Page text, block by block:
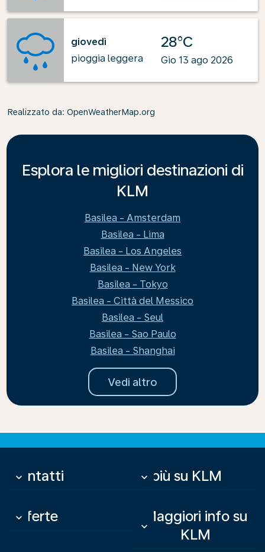
giovedì
pioggia leggera
28°C
Gio 13 ago 2026
Realizzato da: OpenWeatherMap.org
Esplora le migliori destinazioni di
KLM
Basilea - Amsterdam
Basilea - Lima
Basilea - Los Angeles
Basilea - New York
Basilea - Tokyo
Basilea - Città del Messico
Basilea - Seul
Basilea - Sao Paulo
Basilea - Shanghai
Vedi altro
Contatti
keyboard_arrow_down Di più su KLM
keyboard_arrow_down
Offerte
keyboard_arrow_down
Maggiori info su
KLM
keyboard_arrow_down